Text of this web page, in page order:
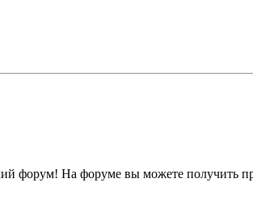
форум! На форуме вы можете